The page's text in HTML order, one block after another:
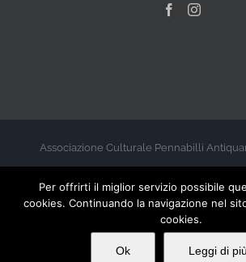
Associazione Culturale Pennabilli
Per offrirti il miglior servizio possibile
cookies. Continuando la navigazione nel
cookies.
Ok Leggi di più